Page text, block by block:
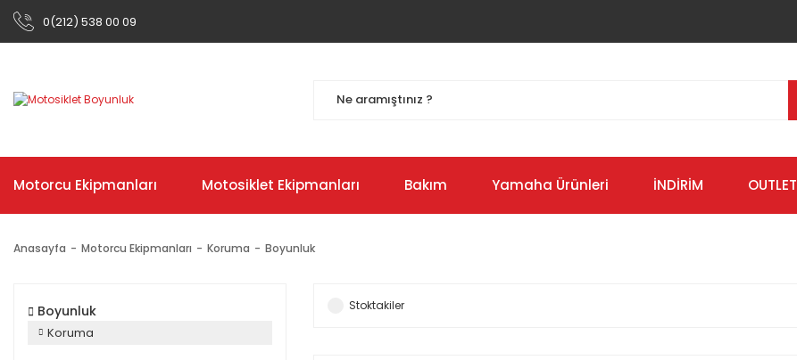
0(212) 538 00 09
Motorcu Ekipmanları Motosiklet Ekipmanları Bakım Yamaha Ürünleri İNDİRİM OUTLET
Anasayfa Motorcu Ekipmanları Koruma Boyunluk
Boyunluk
Koruma
Stoktakiler